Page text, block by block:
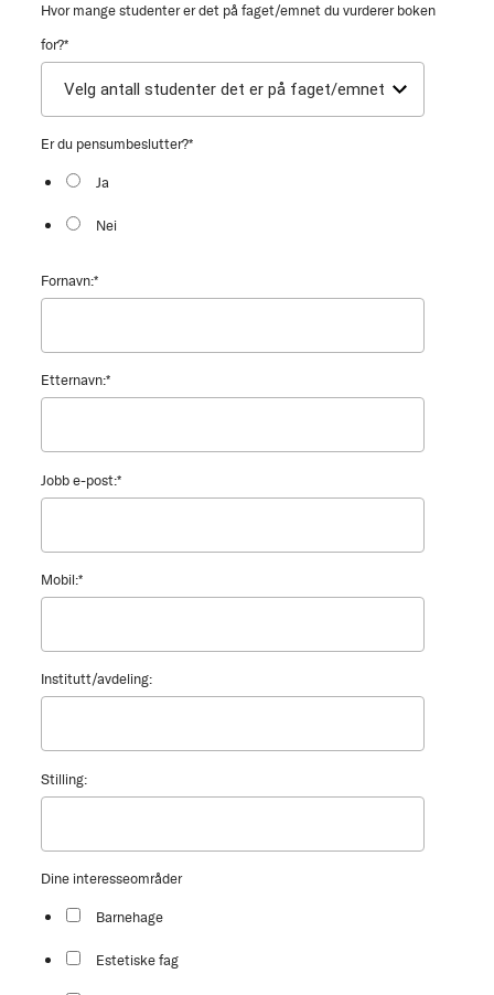
Hvor mange studenter er det på faget/emnet du vurderer boken
for?*
Er du pensumbeslutter?*
Ja
Nei
Fornavn:*
Etternavn:*
Jobb e-post:*
Mobil:*
Institutt/avdeling:
Stilling:
Dine interesseområder
Barnehage
Estetiske fag